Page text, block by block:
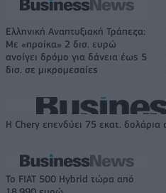
Ελληνική Αναπτυξιακή Τράπεζα:
Με «προίκα» 2 δισ. ευρώ
ανοίγει δρόμο για δάνεια έως 5
δισ. σε μικρομεσαίες
Η Chery επενδύει 75 εκατ.
Το FIAT 500 Hybrid τώρα από